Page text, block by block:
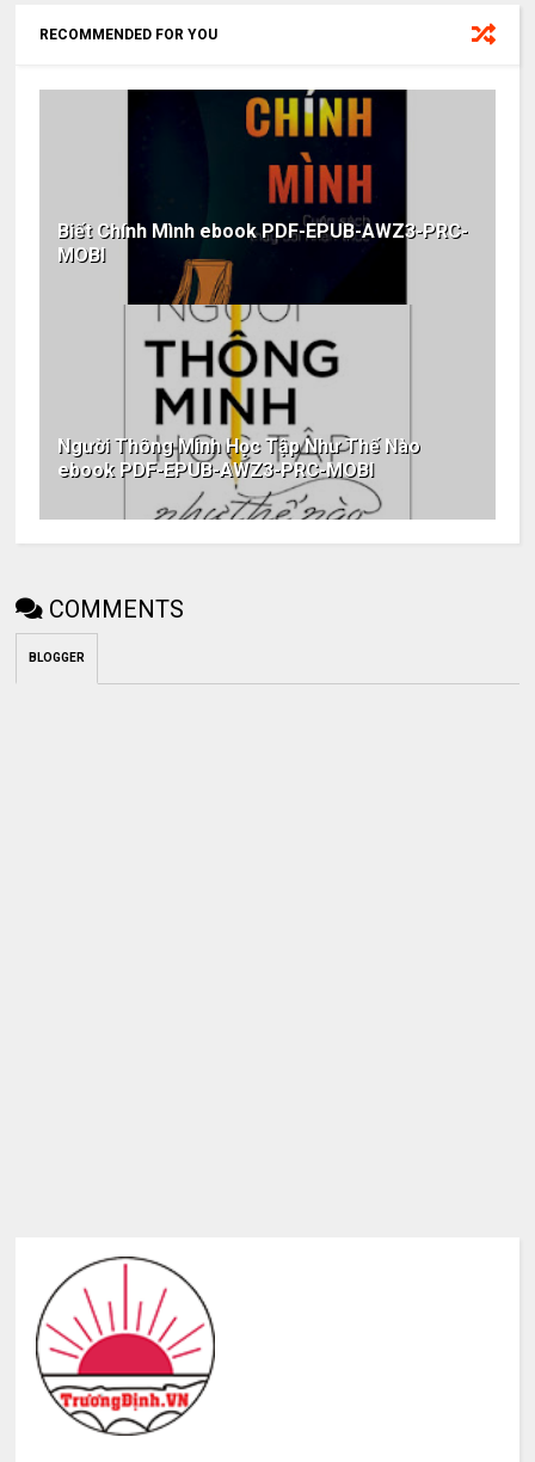
RECOMMENDED FOR YOU
Biết Chính Mình ebook PDF-EPUB-AWZ3-PRC-
MOBI
Người Thông Minh Học Tập Như Thế Nào
ebook PDF-EPUB-AWZ3-PRC-MOBI
COMMENTS
BLOGGER